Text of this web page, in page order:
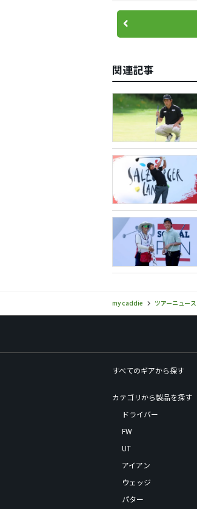
関連記事
my caddie ツアーニュース
すべてのギアから探す
カテゴリから製品を探す
ドライバー
FW
UT
アイアン
ウェッジ
パター